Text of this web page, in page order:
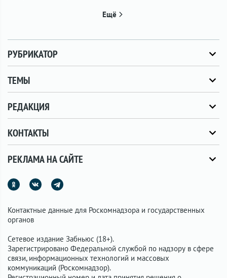
Ещё
РУБРИКАТОР
ТЕМЫ
РЕДАКЦИЯ
КОНТАКТЫ
РЕКЛАМА НА САЙТЕ
Контактные данные для Роскомнадзора и государственных
органов
Сетевое издание Забньюс (18+).
Зарегистрировано Федеральной службой по надзору в сфере
связи, информационных технологий и массовых
коммуникаций (Роскомнадзор).